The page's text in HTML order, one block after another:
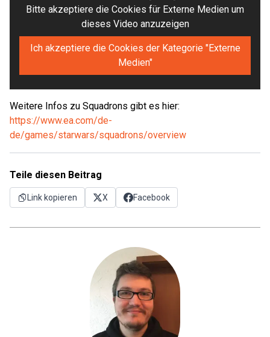
Bitte akzeptiere die Cookies für Externe Medien um
dieses Video anzuzeigen
Ich akzeptiere die Cookies der Kategorie "Externe
Medien"
Weitere Infos zu Squadrons gibt es hier:
https://www.ea.com/de-
de/games/starwars/squadrons/overview
Teile diesen Beitrag
Link kopieren X Facebook